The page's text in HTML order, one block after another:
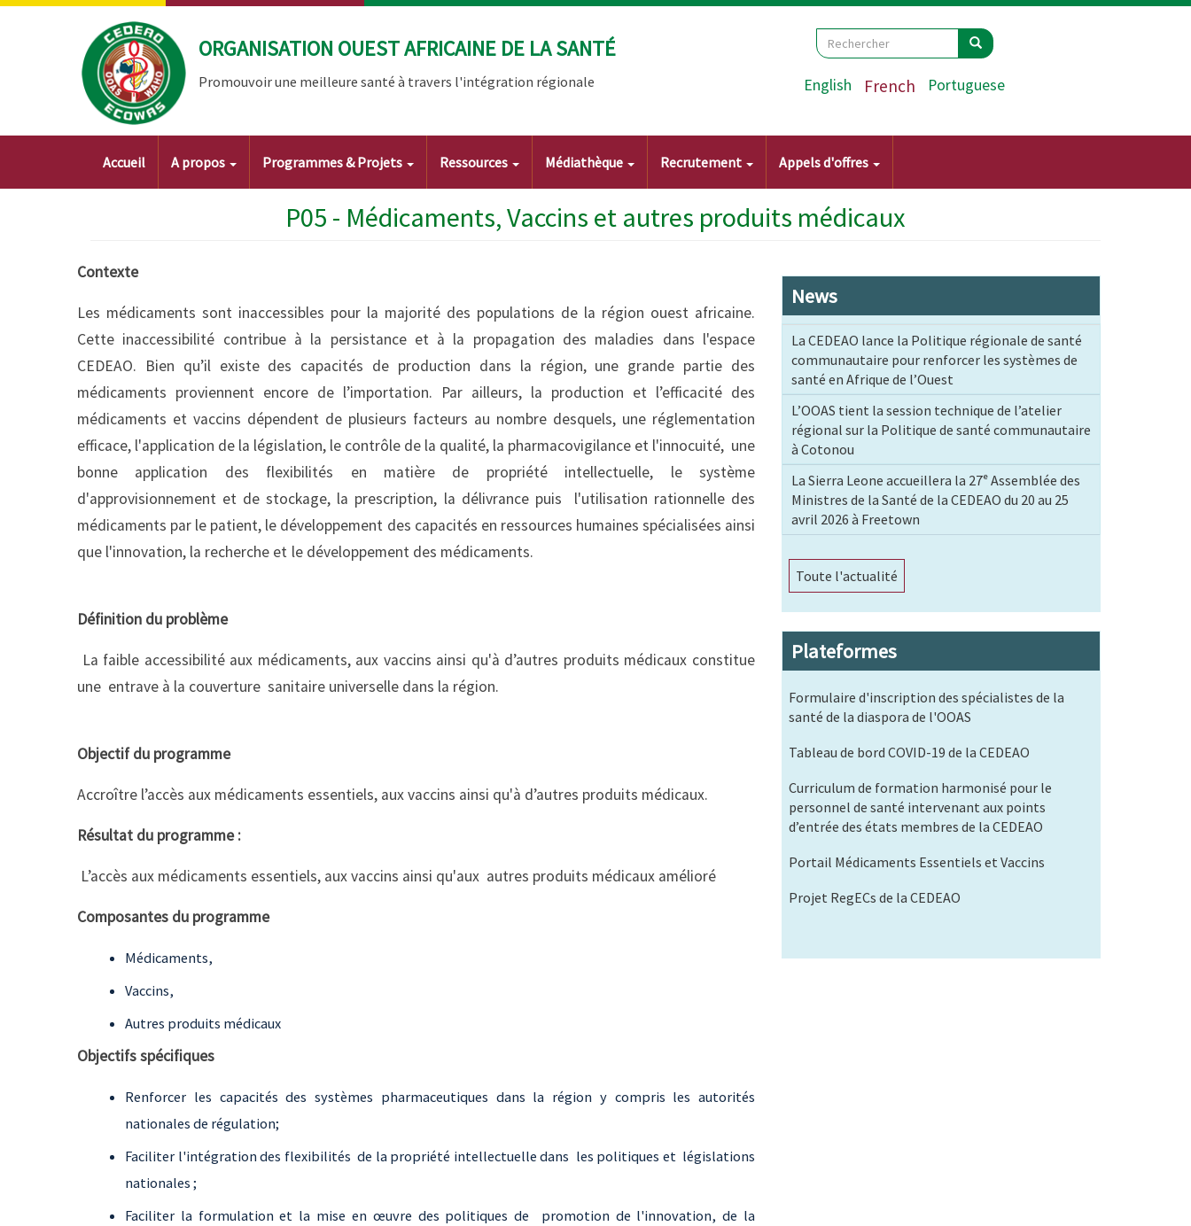
Aller
ORGANISATION OUEST AFRICAINE DE LA SANTÉ
Promouvoir une meilleure santé à travers l'intégration régionale
Search
Rechercher Rechercher
English French Portuguese
Main
navigation
Accueil A propos Programmes & Projets Ressources Médiathèque Recrutement Appels d'offres
P05 - Médicaments, Vaccins et autres produits médicaux
Contexte
Les médicaments sont inaccessibles pour la majorité des populations de la région ouest africaine.
Cette inaccessibilité contribue à la persistance et à la propagation des maladies dans l'espace
CEDEAO. Bien qu’il existe des capacités de production dans la région, une grande partie des
médicaments proviennent encore de l’importation. Par ailleurs, la production et l’efficacité des
médicaments et vaccins dépendent de plusieurs facteurs au nombre desquels, une réglementation
efficace, l'application de la législation, le contrôle de la qualité, la pharmacovigilance et l'innocuité, une
bonne application des flexibilités en matière de propriété intellectuelle, le système
d'approvisionnement et de stockage, la prescription, la délivrance puis l'utilisation rationnelle des
médicaments par le patient, le développement des capacités en ressources humaines spécialisées ainsi
que l'innovation, la recherche et le développement des médicaments.
Définition du problème
La faible accessibilité aux médicaments, aux vaccins ainsi qu'à d’autres produits médicaux constitue
une entrave à la couverture sanitaire universelle dans la région.
Objectif du programme
Accroître l’accès aux médicaments essentiels, aux vaccins ainsi qu'à d’autres produits médicaux.
Résultat du programme :
L’accès aux médicaments essentiels, aux vaccins ainsi qu'aux autres produits médicaux amélioré
Composantes du programme
Médicaments,
Vaccins,
Autres produits médicaux
Objectifs spécifiques
Renforcer les capacités des systèmes pharmaceutiques dans la région y compris les autorités
nationales de régulation;
Faciliter l'intégration des flexibilités de la propriété intellectuelle dans les politiques et législations
nationales ;
Faciliter la formulation et la mise en œuvre des politiques de promotion de l'innovation, de la
News
La CEDEAO lance la Politique régionale de santé
communautaire pour renforcer les systèmes de
santé en Afrique de l’Ouest
L’OOAS tient la session technique de l’atelier
régional sur la Politique de santé communautaire
à Cotonou
La Sierra Leone accueillera la 27ᵉ Assemblée des
Ministres de la Santé de la CEDEAO du 20 au 25
avril 2026 à Freetown
Toute l'actualité
Plateformes
Formulaire d'inscription des spécialistes de la
santé de la diaspora de l'OOAS
Tableau de bord COVID-19 de la CEDEAO
Curriculum de formation harmonisé pour le
personnel de santé intervenant aux points
d’entrée des états membres de la CEDEAO
Portail Médicaments Essentiels et Vaccins
Projet RegECs de la CEDEAO